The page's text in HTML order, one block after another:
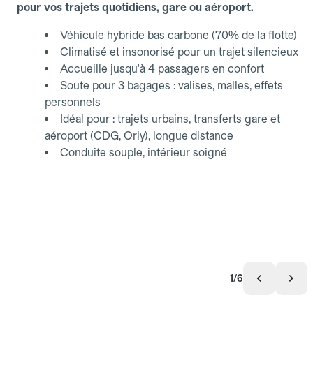
pour vos trajets quotidiens, gare ou aéroport.
Véhicule hybride bas carbone (70% de la flotte)
Climatisé et insonorisé pour un trajet silencieux
Accueille jusqu'à 4 passagers en confort
Soute pour 3 bagages : valises, malles, effets
personnels
Idéal pour : trajets urbains, transferts gare et
aéroport (CDG, Orly), longue distance
Conduite souple, intérieur soigné
1/6